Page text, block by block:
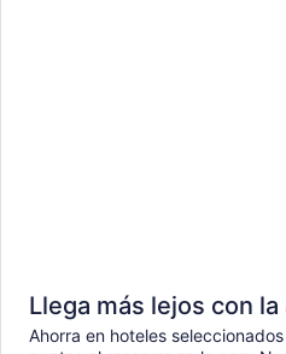
Llega más lejos con
Ahorra en hoteles